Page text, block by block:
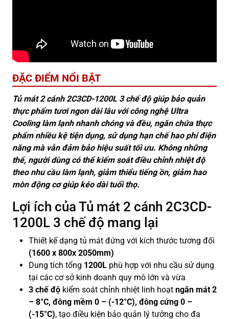
ĐẶC ĐIỂM NỔI BẬT
Tủ mát 2 cánh 2C3CD-1200L 3 chế độ giúp bảo quản
thực phẩm tươi ngon dài lâu với công nghệ Ultra
Cooling làm lạnh nhanh chóng và đều, ngăn chứa thực
phẩm nhiều kệ tiện dụng, sử dụng hạn chế hao phí điện
năng mà vẫn đảm bảo hiệu suất tối ưu. Không những
thế, người dùng có thể kiểm soát điều chỉnh nhiệt độ
theo nhu cầu làm lạnh, giảm thiểu tiếng ồn, giảm hao
mòn động cơ giúp kéo dài tuổi thọ.
Lợi ích của Tủ mát 2 cánh 2C3CD-
1200L 3 chế độ mang lại
Thiết kế dạng tủ mát đứng với kích thước tương đối
(1600 x 800x 2050mm)
Dung tích tổng 1200L phù hợp với nhu cầu sử dụng
tại các cơ sở kinh doanh quy mô lớn và vừa
3 chế độ kiểm soát chỉnh nhiệt linh hoạt ngăn mát 2
– 8°C, đông mềm 0 – (-12°C), đông cứng 0 –
(-15°C), tạo điều kiện bảo quản lý tưởng cho đa